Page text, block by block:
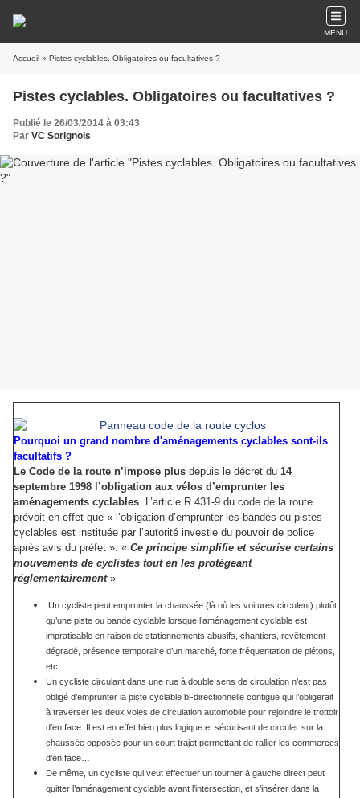
MENU
Accueil » Pistes cyclables. Obligatoires ou facultatives ?
Pistes cyclables. Obligatoires ou facultatives ?
Publié le 26/03/2014 à 03:43
Par VC Sorignois
Pourquoi un grand nombre d'aménagements cyclables sont-ils
facultatifs ?
Le Code de la route n’impose plus depuis le décret du 14
septembre 1998 l’obligation aux vélos d’emprunter les
aménagements cyclables. L’article R 431-9 du code de la route
prévoit en effet que « l’obligation d’emprunter les bandes ou pistes
cyclables est instituée par l’autorité investie du pouvoir de police
après avis du préfet ». « Ce principe simplifie et sécurise certains
mouvements de cyclistes tout en les protégeant
réglementairement»
Un cycliste peut emprunter la chaussée (là où les voitures circulent) plutôt
qu’une piste ou bande cyclable lorsque l’aménagement cyclable est
impraticable en raison de stationnements abusifs, chantiers, revêtement
dégradé, présence temporaire d’un marché, forte fréquentation de piétons,
etc.
Un cycliste circulant dans une rue à double sens de circulation n’est pas
obligé d’emprunter la piste cyclable bi-directionnelle contiguë qui l’obligerait
à traverser les deux voies de circulation automobile pour rejoindre le trottoir
d’en face. Il est en effet bien plus logique et sécurisant de circuler sur la
chaussée opposée pour un court trajet permettant de rallier les commerces
d’en face…
De même, un cycliste qui veut effectuer un tourner à gauche direct peut
quitter l’aménagement cyclable avant l’intersection, et s’insérer dans la